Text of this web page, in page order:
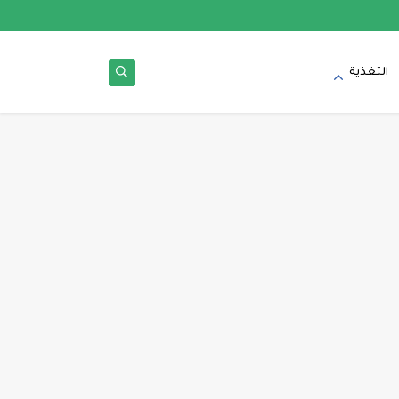
التغذية